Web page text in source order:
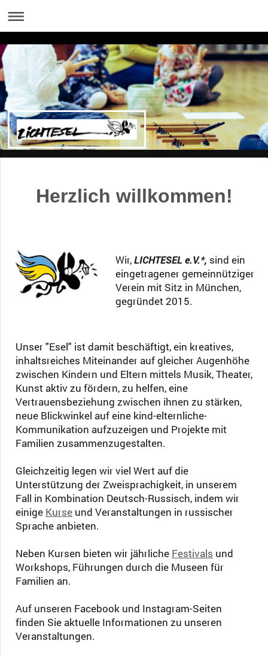
Herzlich willkommen!
Wir,LICHTESEL e.V.*, sind ein
eingetragener gemeinnütziger
Verein mit Sitz in München,
gegründet 2015.
Unser "Esel" ist damit beschäftigt, ein kreatives,
inhaltsreiches Miteinander auf gleicher Augenhöhe
zwischen Kindern und Eltern mittels Musik, Theater,
Kunst aktiv zu fördern, zu helfen, eine
Vertrauensbeziehung zwischen ihnen zu stärken,
neue Blickwinkel auf eine kind-elternliche-
Kommunikation aufzuzeigen und Projekte mit
Familien zusammenzugestalten.
Gleichzeitig legen wir viel Wert auf die
Unterstützung der Zweisprachigkeit, in unserem
Fall in Kombination Deutsch-Russisch, indem wir
einige Kurse und Veranstaltungen in russischer
Sprache anbieten.
Neben Kursen bieten wir jährliche Festivals und
Workshops, Führungen durch die Museen für
Familien an.
Auf unseren Facebook und Instagram-Seiten
finden Sie aktuelle Informationen zu unseren
Veranstaltungen.